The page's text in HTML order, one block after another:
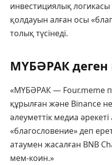
инвестициялық логикасы
қолдауын алған осы
толық түсінеді.
МҮБӘРАК деген
«МҮБӘРАК — Four.meme
құрылған және Binance
әлеуметтік медиа
«благословение» деп
атаумен жасалған BNB
мем-коин.»